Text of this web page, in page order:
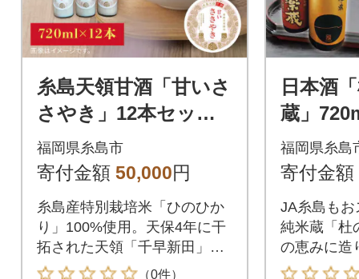
糸島天領甘酒「甘いさ
さやき」12本セット
糸島市/酒みせ ちきゅ
う屋[AQJ003]
福岡県糸島市
寄付金額 50,000円
糸島産特別栽培米「ひのひか
り」100%使用。天保4年に干
拓された天領「千早新田」
は、糸島半島の付け根の平野
（0件）
日本酒
蔵」
みせ ち
004]
福岡県糸島
寄付金額
JA糸島も
純米蔵「杜
の恵みに造
て丁寧に日